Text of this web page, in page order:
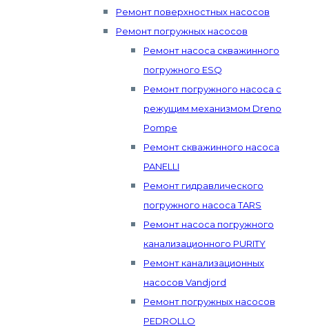
Ремонт поверхностных насосов
Ремонт погружных насосов
Ремонт насоса скважинного
погружного ESQ
Ремонт погружного насоса с
режущим механизмом Dreno
Pompe
Ремонт скважинного насоса
PANELLI
Ремонт гидравлического
погружного насоса TARS
Ремонт насоса погружного
канализационного PURITY
Ремонт канализационных
насосов Vandjord
Ремонт погружных насосов
PEDROLLO